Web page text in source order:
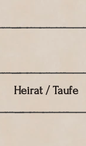
Heirat / Taufe